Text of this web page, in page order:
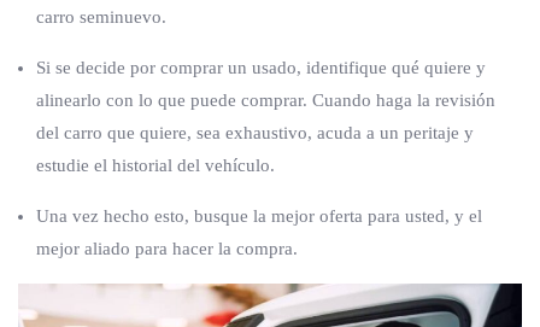
carro seminuevo.
Si se decide por comprar un usado, identifique qué quiere y
alinearlo con lo que puede comprar. Cuando haga la revisión
del carro que quiere, sea exhaustivo, acuda a un peritaje y
estudie el historial del vehículo.
Una vez hecho esto, busque la mejor oferta para usted, y el
mejor aliado para hacer la compra.